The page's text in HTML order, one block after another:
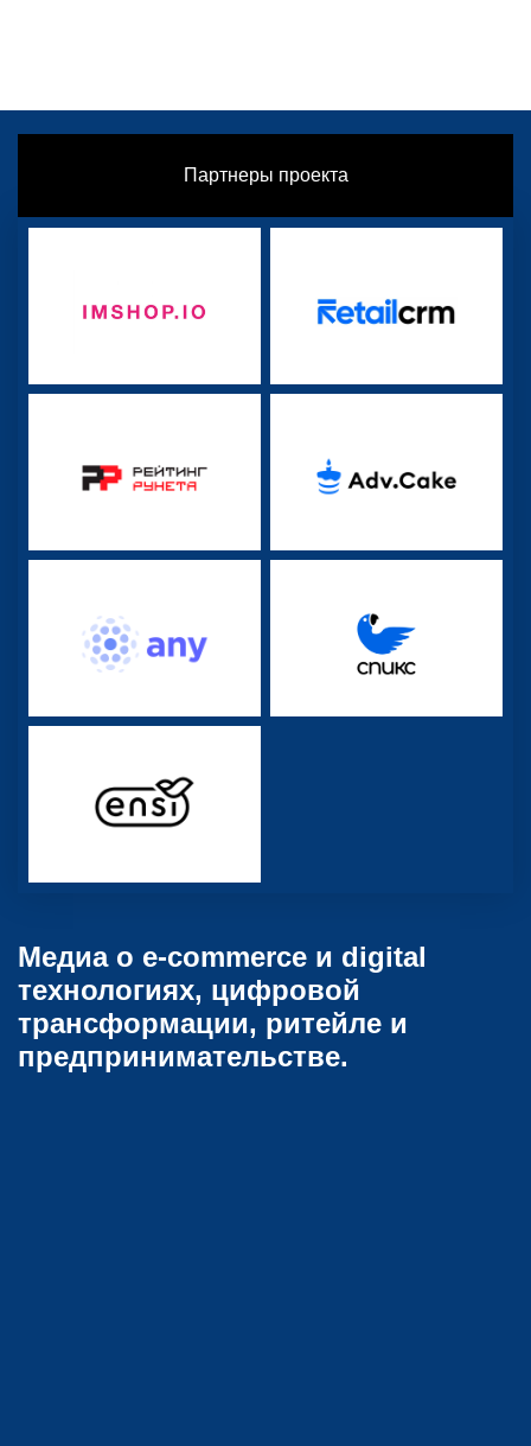
Партнеры проекта
Медиа о e-commerce и digital
технологиях, цифровой
трансформации, ритейле и
предпринимательстве.